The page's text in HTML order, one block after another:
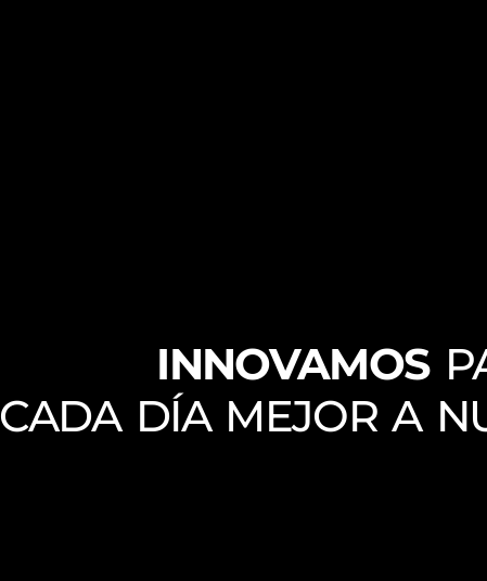
INNOVAMOS
CADA DÍA MEJOR A